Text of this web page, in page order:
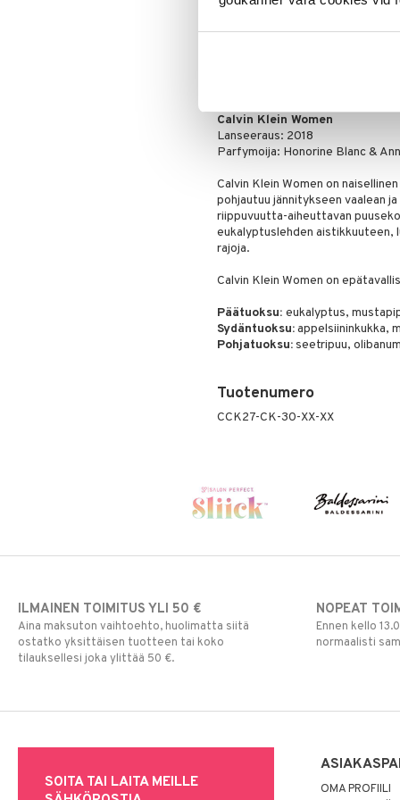
Calvin Klein Women
Lanseeraus: 2018
Parfymoija: Honorine Blanc &
Calvin Klein Women on
pohjautuu jännitykseen vaalean
riippuvuutta-aiheuttavan
eukalyptuslehden aistikkuuteen,
rajoja.
Calvin Klein Women on
Päätuoksu: eukalyptus,
Sydäntuoksu:appelsiininkukka,
Pohjatuoksu:seetripuu,
Tuotenumero
CCK27-CK-30-XX-XX
ILMAINEN TOIMITUS YLI 50 €
Aina maksuton vaihtoehto, huolimatta siitä
ostatko yksittäisen tuotteen tai koko
tilauksellesi joka ylittää 50 €.
NOPEAT
Ennen kello
normaalisti
SOITA TAI LAITA MEILLE
OMA PROFIILI